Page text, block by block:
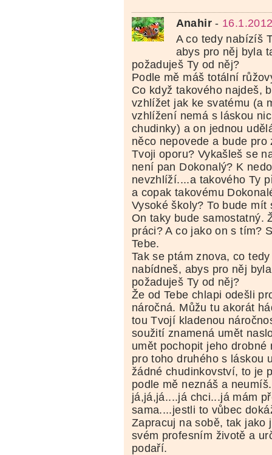
Anahir-
A co tedy nabízíš
abys pro něj byla
požaduješ Ty od něj?
Podle mě máš totální
Co když takového najdeš,
vzhlížet jak ke svatému (a
vzhlížení nemá s láskou
chudinky) a on jednou
něco nepovede a bude pro
Tvoji oporu? Vykašleš se
není pan Dokonalý? K
nevzhlíží....a takového Ty
a copak takovému
Vysoké školy? To bude mít
On taky bude samostatný.
práci? A co jako on s tím?
Tebe.
Tak se ptám znova, co
nabídneš, abys pro něj
požaduješ Ty od něj?
Že od Tebe chlapi odešli
náročná. Můžu tu akorát
tou Tvojí kladenou
soužití znamená umět
umět pochopit jeho drobné
pro toho druhého s láskou
žádné chudinkovství, to je
podle mě neznáš a
já,já,já....já chci...já mám
sama....jestli to vůbec
Zapracuj na sobě, tak jako
svém profesním životě a
podaří.